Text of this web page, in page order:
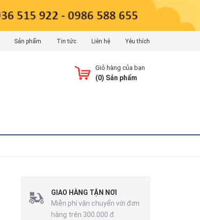
Sản phẩm Tin tức Liên hệ Yêu thích
Giỏ hàng của bạn
(0) Sản phẩm
GIAO HÀNG TẬN NƠI
Miễn phí vận chuyển với đơn
hàng trên 300.000 đ.